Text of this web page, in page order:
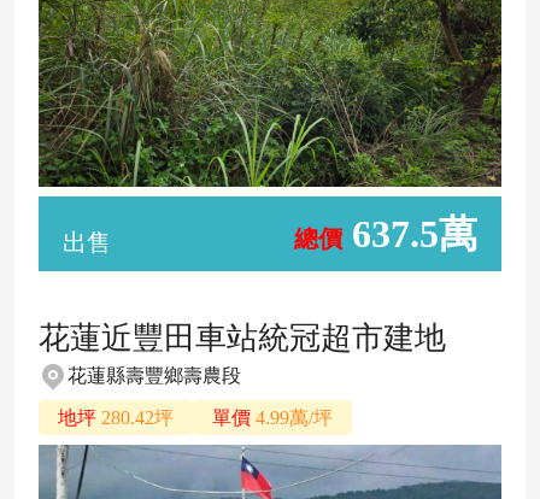
出售 總價 637.5萬
花蓮近豐田車站統冠超市建地
花蓮縣壽豐鄉壽農段
地坪 280.42坪 單價 4.99萬/坪